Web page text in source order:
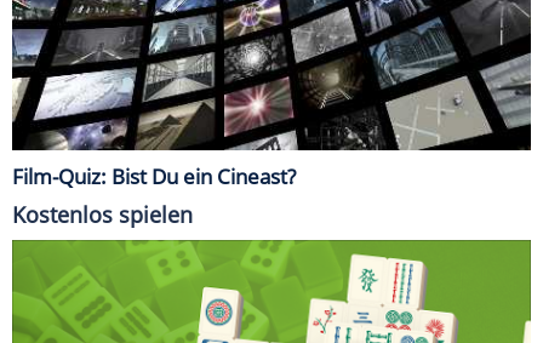
Film-Quiz: Bist Du ein Cineast?
Kostenlos spielen